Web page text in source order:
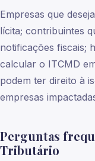
Empresas que
lícita; contribuintes
notificações fiscais;
calcular o ITCMD
podem ter direito à
empresas
Perguntas
Tributário